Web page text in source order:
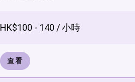
HK$100 - 140 / 小時
查看